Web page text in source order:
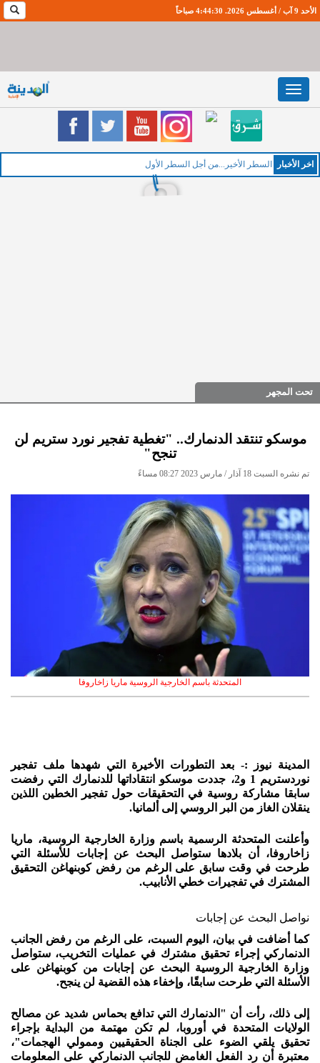
الأحد 9 آب / أغسطس 2026. 4:44:31 صباحاً
Toggle
navigation
اخر اﻷخبار الخمي
تحت المجهر
موسكو تنتقد الدنمارك.. "تغطية تفجير نورد ستريم لن
تنجح"
تم نشره السبت 18 آذار / مارس 2023 08:27 مساءً
المتحدثة باسم الخارجية الروسية ماريا زاخاروفا
المدينة نيوز :- بعد التطورات الأخيرة التي شهدها ملف تفجير
نوردستريم 1 و2، جددت موسكو انتقاداتها للدنمارك التي رفضت
سابقا مشاركة روسية في التحقيقات حول تفجير الخطين اللذين
ينقلان الغاز من البر الروسي إلى ألمانيا.
وأعلنت المتحدثة الرسمية باسم وزارة الخارجية الروسية، ماريا
زاخاروفا، أن بلادها ستواصل البحث عن إجابات للأسئلة التي
طرحت في وقت سابق على الرغم من رفض كوبنهاغن التحقيق
المشترك في تفجيرات خطي الأنابيب.
نواصل البحث عن إجابات
كما أضافت في بيان، اليوم السبت، على الرغم من رفض الجانب
الدنماركي إجراء تحقيق مشترك في عمليات التخريب، ستواصل
وزارة الخارجية الروسية البحث عن إجابات من كوبنهاغن على
الأسئلة التي طرحت سابقًا، وإخفاء هذه القضية لن ينجح.
إلى ذلك، رأت أن "الدنمارك التي تدافع بحماس شديد عن مصالح
الولايات المتحدة في أوروبا، لم تكن مهتمة من البداية بإجراء
تحقيق يلقي الضوء على الجناة الحقيقيين وممولي الهجمات"،
معتبرة أن رد الفعل الغامض للجانب الدنماركي على المعلومات